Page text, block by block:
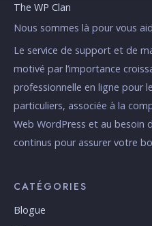
The WP Clan
Nous sommes là pour vous
Le service de support et de
motivé par l’importance
professionnelle en ligne pour
particuliers, associée à la
Web WordPress et au besoin
continus pour assurer votre
CATÉGORIES
Blogue